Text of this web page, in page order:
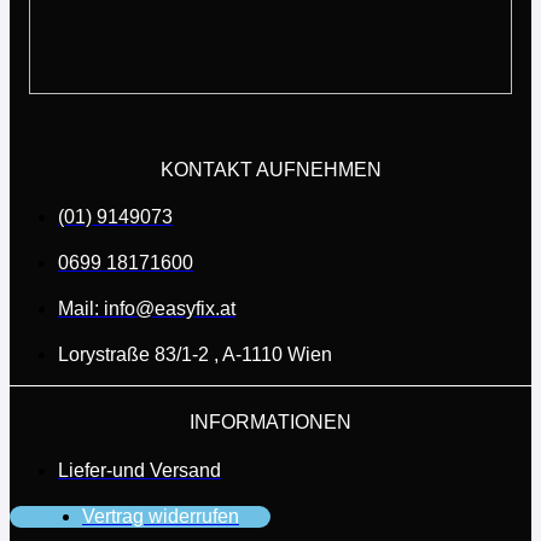
KONTAKT AUFNEHMEN
(01) 9149073
0699 18171600
Mail: info@easyfix.at
Lorystraße 83/1-2 , A-1110 Wien
INFORMATIONEN
Liefer-und Versand
Vertrag widerrufen